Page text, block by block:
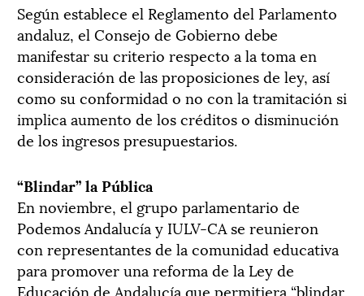
Según establece el Reglamento del Parlamento
andaluz, el Consejo de Gobierno debe
manifestar su criterio respecto a la toma en
consideración de las proposiciones de ley, así
como su conformidad o no con la tramitación si
implica aumento de los créditos o disminución
de los ingresos presupuestarios.
“Blindar” la Pública
En noviembre, el grupo parlamentario de
Podemos Andalucía y IULV-CA se reunieron
con representantes de la comunidad educativa
para promover una reforma de la Ley de
Educación de Andalucía que permitiera “blindar